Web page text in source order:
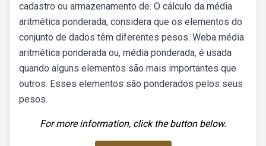
cadastro ou armazenamento de. O cálculo da média
aritmética ponderada, considera que os elementos do
conjunto de dados têm diferentes pesos. Weba média
aritmética ponderada ou, média ponderada, é usada
quando alguns elementos são mais importantes que
outros. Esses elementos são ponderados pelos seus
pesos.
For more information, click the button below.